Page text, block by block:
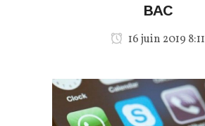
BAC
16 juin 2019 8:11